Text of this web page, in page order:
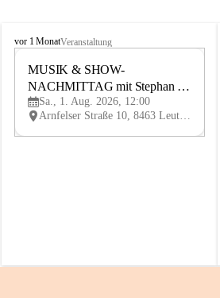
K
vor 1 MonatVeranstaltung
AU
MUSIK & SHOW-
NACHMITTAG mit Stephan
Herzog
Sa., 1. Aug. 2026, 12:00
Arnfelser Straße 10, 8463 Leutschach an der Weinstraße, AUT